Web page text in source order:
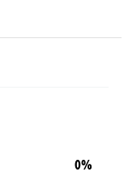
0%